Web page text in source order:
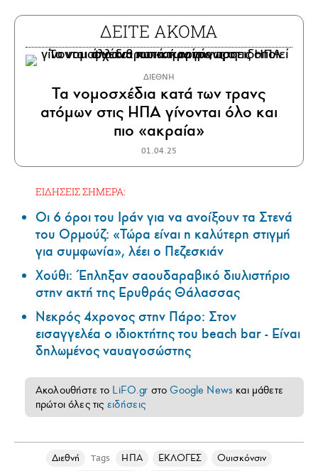
ΔΕΙΤΕ ΑΚΟΜΑ
ΔΙΕΘΝΗ
Τα νομοσχέδια κατά των τρανς
ατόμων στις ΗΠΑ γίνονται όλο και
πιο «ακραία»
01.04.25
ΕΙΔΗΣΕΙΣ ΣΗΜΕΡΑ:
Οι 6 όροι του Ιράν για να ανοίξουν τα Στενά
του Ορμούζ: «Τώρα είναι η καλύτερη στιγμή
για συμφωνία», λέει ο Πεζεσκιάν
Χούθι: Έπληξαν σαουδαραβικό διυλιστήριο
στην ακτή της Ερυθράς Θάλασσας
Νεκρός 4χρονος στην Πάρο: Στον
εισαγγελέα ο ιδιοκτήτης του beach bar - Είναι
δηλωμένος ναυαγοσώστης
Ακολουθήστε το LiFO.gr στοGoogle News και μάθετε
πρώτοι όλες τις ειδήσεις
Διεθνή Tags ΗΠΑ ΕΚΛΟΓΕΣ
Ουισκόνσιν